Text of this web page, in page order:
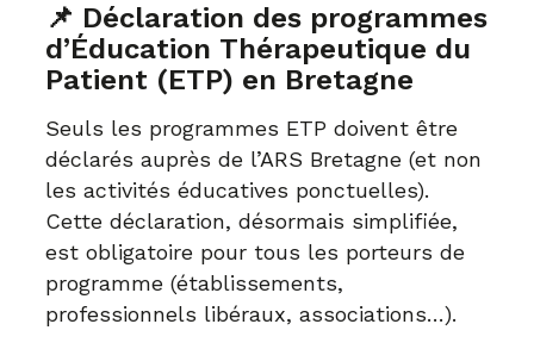
📌 Déclaration des programmes
d’Éducation Thérapeutique du
Patient (ETP) en Bretagne
Seuls les programmes ETP doivent être
déclarés auprès de l’ARS Bretagne (et non
les activités éducatives ponctuelles).
Cette déclaration, désormais simplifiée,
est obligatoire pour tous les porteurs de
programme (établissements,
professionnels libéraux, associations…).